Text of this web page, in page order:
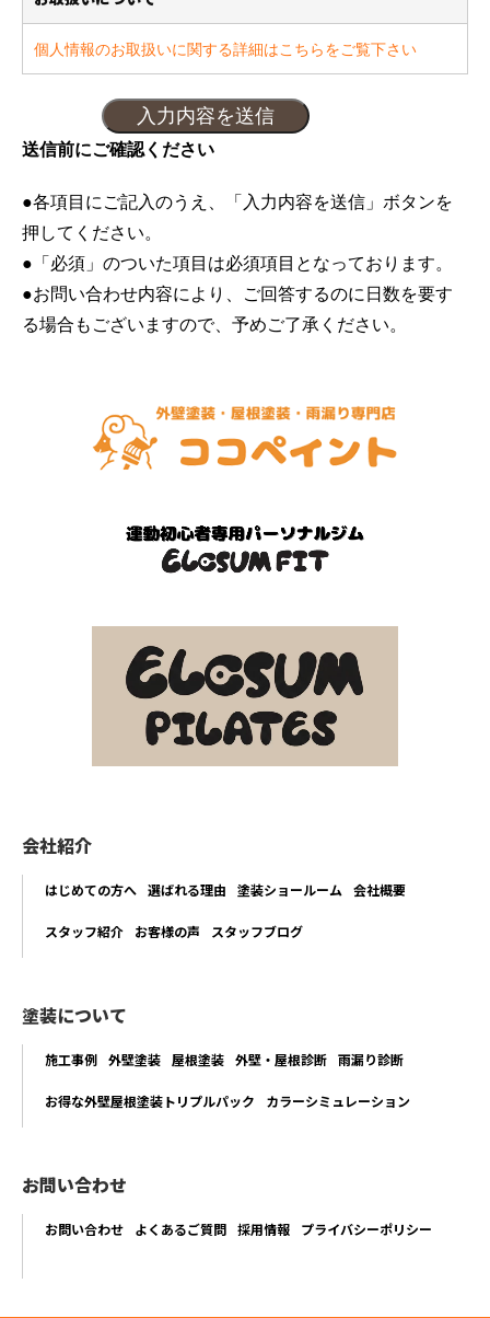
個人情報のお取扱いに関する詳細はこちらをご覧下さい
送信前にご確認ください
●各項目にご記入のうえ、「入力内容を送信」ボタンを
押してください。
●「必須」のついた項目は必須項目となっております。
●お問い合わせ内容により、ご回答するのに日数を要す
る場合もございますので、予めご了承ください。
会社紹介
はじめての方へ 選ばれる理由 塗装ショールーム 会社概要
スタッフ紹介 お客様の声 スタッフブログ
塗装について
施工事例 外壁塗装 屋根塗装 外壁・屋根診断 雨漏り診断
お得な外壁屋根塗装トリプルパック カラーシミュレーション
お問い合わせ
お問い合わせ よくあるご質問 採用情報 プライバシーポリシー